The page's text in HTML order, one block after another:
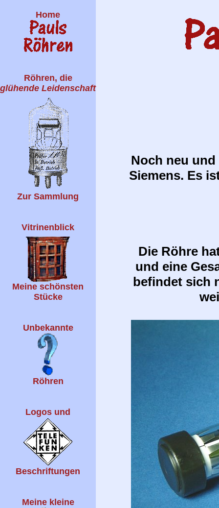
Home
Röhren, die
glühende Leidenschaft
Zur Sammlung
Vitrinenblick
Meine schönsten
Stücke
Unbekannte
Röhren
Logos und
Beschriftungen
Meine kleine
Noch neu
Siemens. Es
Die Röhre
und eine
befindet sich